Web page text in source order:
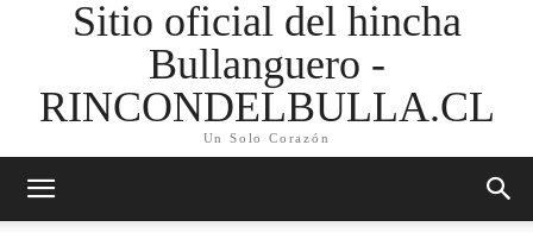
Sitio oficial del hincha
Bullanguero -
RINCONDELBULLA.CL
Un Solo Corazón